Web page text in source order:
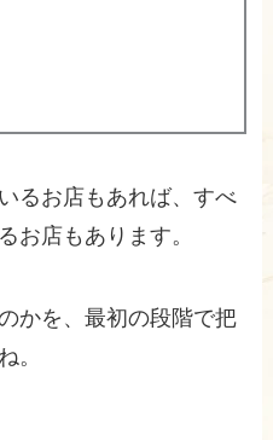
るお店もあれば、すべ
お店もあります。
かを、最初の段階で把
。